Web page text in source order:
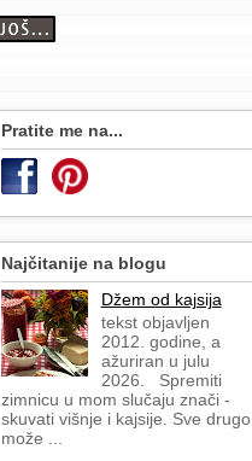
Pratite me na...
Najčitanije na blogu
Džem od kajsija
tekst objavljen
2012. godine, a
ažuriran u julu
2026. Spremiti
zimnicu u mom slučaju znači -
skuvati višnje i kajsije. Sve drugo
može ...